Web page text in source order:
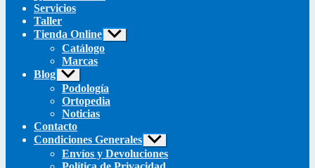
Servicios
Taller
Tienda Online Mostrar
el
Catálogo
Marcas
Blog Mostrar
el
submenú
Podología
Ortopedia
Noticias
Contacto
Condiciones Generales Mostrar
el
submenú
Envíos y Devoluciones